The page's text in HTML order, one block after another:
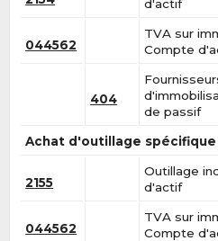
d'actif
044562
TVA sur
Compte
404
de passif
Achat d'outillage
2155
Outillage
d'actif
044562
TVA sur
Compte